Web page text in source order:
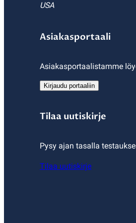
USA
Asiakasportaali
Asiakasportaalistamme
Kirjaudu portaaliin
Tilaa uutiskirje
Pysy ajan tasalla
Tilaa uutiskirje